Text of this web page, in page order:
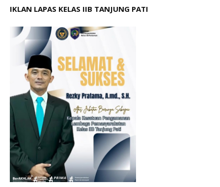
IKLAN LAPAS KELAS IIB TANJUNG PATI